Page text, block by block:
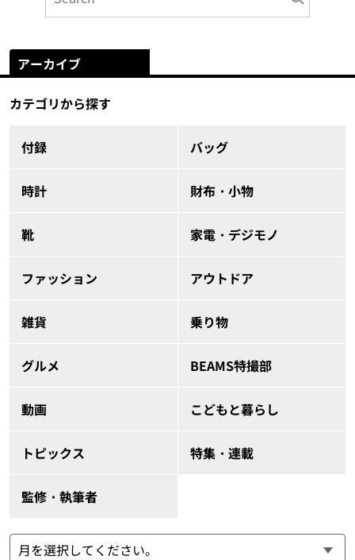
アーカイブ
カテゴリから探す
付録 バッグ
時計 財布・小物
靴 家電・デジモノ
ファッション アウトドア
雑貨 乗り物
グルメ BEAMS特撮部
動画 こどもと暮らし
トピックス 特集・連載
監修・執筆者